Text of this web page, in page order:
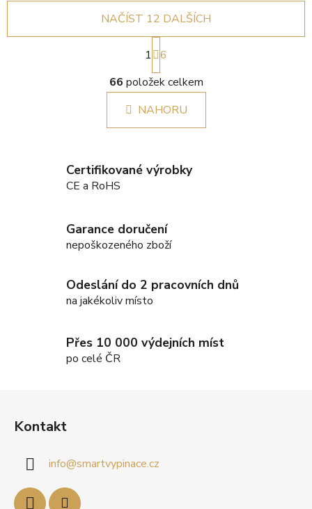
O
v
l
á
d
c
í
v
k
y
ý
u
NAČÍST 12 DALŠÍCH
S
t
r
á
n
k
n
í
1
6
66 položek celkem
NAHORU
Certifikované výrobky
CE a RoHS
Garance doručení
nepoškozeného zboží
Odeslání do 2 pracovních dnů
na jakékoliv místo
Přes 10 000 výdejních míst
po celé ČR
Kontakt
info@smartvypinace.cz